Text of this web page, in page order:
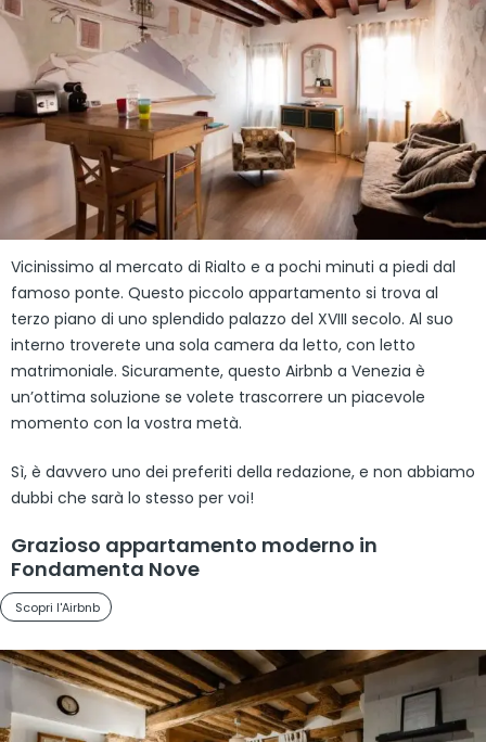
Vicinissimo al mercato di Rialto e a pochi minuti a piedi dal
famoso ponte. Questo piccolo appartamento si trova al
terzo piano di uno splendido palazzo del XVIII secolo. Al suo
interno troverete una sola camera da letto, con letto
matrimoniale. Sicuramente, questo Airbnb a Venezia è
un’ottima soluzione se volete trascorrere un piacevole
momento con la vostra metà.
Sì, è davvero uno dei preferiti della redazione, e non abbiamo
dubbi che sarà lo stesso per voi!
Grazioso appartamento moderno in
Fondamenta Nove
Scopri l'Airbnb